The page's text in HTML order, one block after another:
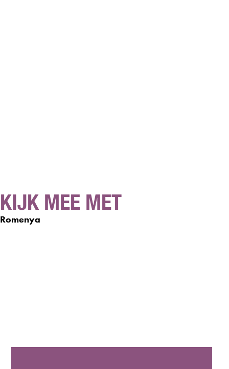
KIJK MEE MET
Romenya